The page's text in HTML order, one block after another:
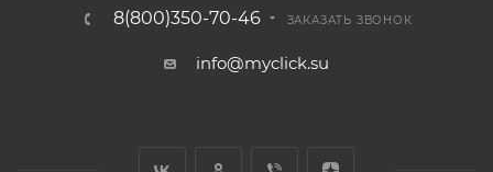
8(800)350-70-46 ЗАКАЗАТЬ ЗВОНОК
info@myclick.su